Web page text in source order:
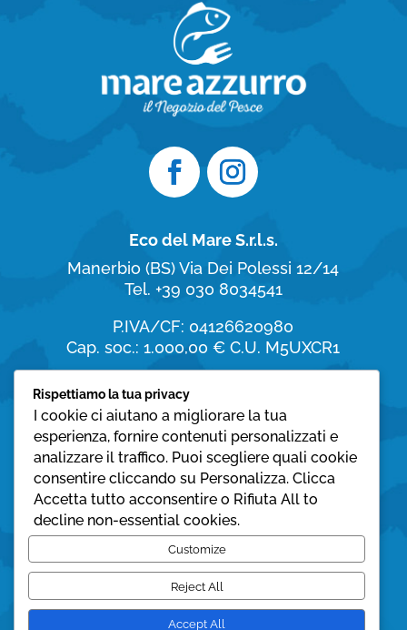
Eco del Mare S.r.l.s.
Manerbio (BS)Via Dei Polessi 12/14
Tel. +39 030 8034541
P.IVA/CF: 04126620980
Cap. soc.: 1.000,00 €C.U. M5UXCR1
Orari di apertura
dal Lunedì al Sabato:
8:30 – 19:30
Domenica:
08:30 – 12:30
Privacy policy
Cookie policy
Rispettiamo la tua privacy
I cookie ci aiutano a migliorare la tua
esperienza, fornire contenuti personalizzati e
analizzare il traffico. Puoi scegliere quali cookie
consentire cliccando su Personalizza. Clicca
Accetta tutto acconsentire o Rifiuta All to
decline non-essential cookies.
Customize
Reject All
Accept All